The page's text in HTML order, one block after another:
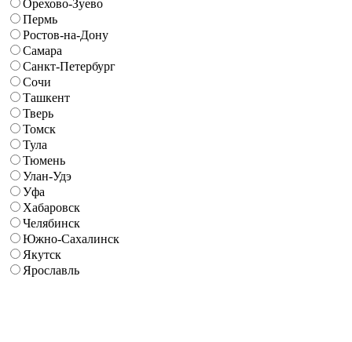
Орехово-Зуево
Пермь
Ростов-на-Дону
Самара
Санкт-Петербург
Сочи
Ташкент
Тверь
Томск
Тула
Тюмень
Улан-Удэ
Уфа
Хабаровск
Челябинск
Южно-Сахалинск
Якутск
Ярославль